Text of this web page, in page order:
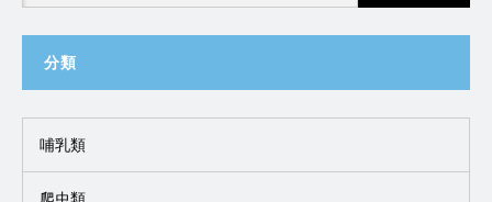
分類
哺乳類
爬虫類